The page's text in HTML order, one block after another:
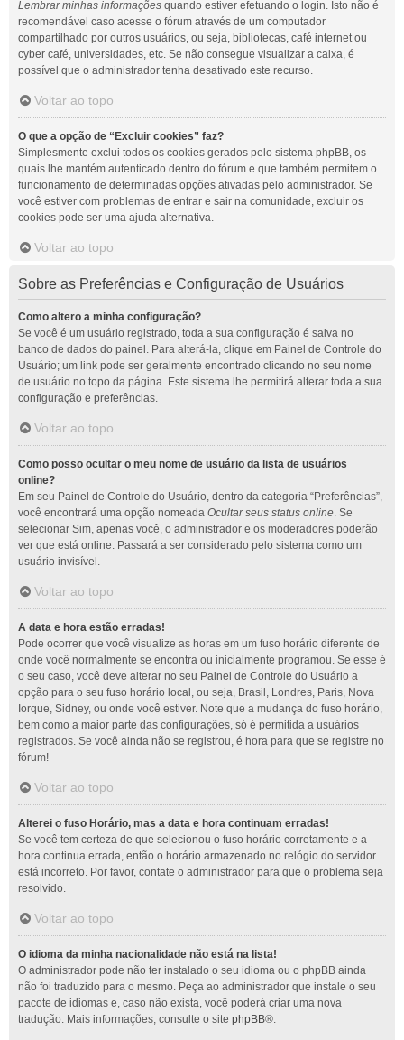
Lembrar minhas informações quando estiver efetuando o login. Isto não é
recomendável caso acesse o fórum através de um computador
compartilhado por outros usuários, ou seja, bibliotecas, café internet ou
cyber café, universidades, etc. Se não consegue visualizar a caixa, é
possível que o administrador tenha desativado este recurso.
Voltar ao topo
O que a opção de “Excluir cookies” faz?
Simplesmente exclui todos os cookies gerados pelo sistema phpBB, os
quais lhe mantém autenticado dentro do fórum e que também permitem o
funcionamento de determinadas opções ativadas pelo administrador. Se
você estiver com problemas de entrar e sair na comunidade, excluir os
cookies pode ser uma ajuda alternativa.
Voltar ao topo
Sobre as Preferências e Configuração de Usuários
Como altero a minha configuração?
Se você é um usuário registrado, toda a sua configuração é salva no
banco de dados do painel. Para alterá-la, clique em Painel de Controle do
Usuário; um link pode ser geralmente encontrado clicando no seu nome
de usuário no topo da página. Este sistema lhe permitirá alterar toda a sua
configuração e preferências.
Voltar ao topo
Como posso ocultar o meu nome de usuário da lista de usuários
online?
Em seu Painel de Controle do Usuário, dentro da categoria “Preferências”,
você encontrará uma opção nomeada Ocultar seus status online. Se
selecionar Sim, apenas você, o administrador e os moderadores poderão
ver que está online. Passará a ser considerado pelo sistema como um
usuário invisível.
Voltar ao topo
A data e hora estão erradas!
Pode ocorrer que você visualize as horas em um fuso horário diferente de
onde você normalmente se encontra ou inicialmente programou. Se esse é
o seu caso, você deve alterar no seu Painel de Controle do Usuário a
opção para o seu fuso horário local, ou seja, Brasil, Londres, Paris, Nova
Iorque, Sidney, ou onde você estiver. Note que a mudança do fuso horário,
bem como a maior parte das configurações, só é permitida a usuários
registrados. Se você ainda não se registrou, é hora para que se registre no
fórum!
Voltar ao topo
Alterei o fuso Horário, mas a data e hora continuam erradas!
Se você tem certeza de que selecionou o fuso horário corretamente e a
hora continua errada, então o horário armazenado no relógio do servidor
está incorreto. Por favor, contate o administrador para que o problema seja
resolvido.
Voltar ao topo
O idioma da minha nacionalidade não está na lista!
O administrador pode não ter instalado o seu idioma ou o phpBB ainda
não foi traduzido para o mesmo. Peça ao administrador que instale o seu
pacote de idiomas e, caso não exista, você poderá criar uma nova
tradução. Mais informações, consulte o site phpBB®.